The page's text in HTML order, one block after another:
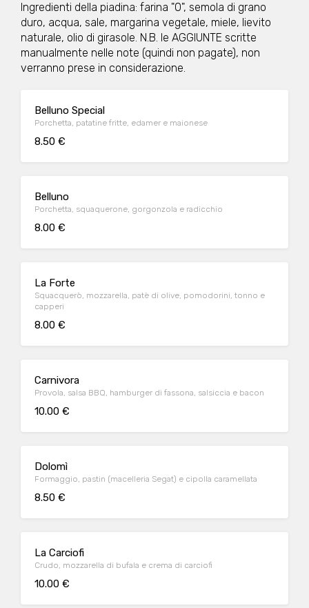
Ingredienti della piadina: farina "0", semola di grano
duro, acqua, sale, margarina vegetale, miele, lievito
naturale, olio di girasole. N.B. le AGGIUNTE scritte
manualmente nelle note (quindi non pagate), non
verranno prese in considerazione.
Belluno Special
Porchetta, patatine fritte, edamer e maionese
8.50 €
Belluno
Porchetta, squaquerone, gorgonzola e radicchio
8.00 €
La Forte
Squacquerò, mozzarella, patè di olive, pomodorini, tonno e
capperi
8.00 €
Carnivora
Provola, salsa BBQ, hamburger di fassona, salsiccia e bacon
10.00 €
Dolomì
Formaggio, pastin (macelleria Segat) e cipolla caramellata
8.50 €
La Carciofi
Crudo, mozzarella di bufala e crema di carciofi
10.00 €